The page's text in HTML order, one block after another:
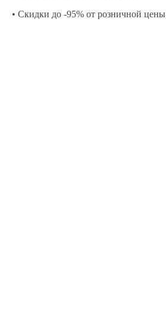
• Скидки до -95% от розничной цены